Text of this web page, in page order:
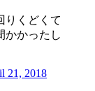
りくどくて
かかったし
21, 2018